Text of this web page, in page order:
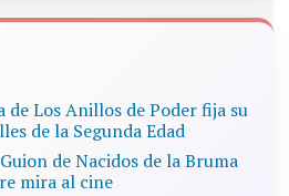
Los Anillos de Poder fija su
de la Segunda Edad
de Nacidos de la Bruma
mira al cine